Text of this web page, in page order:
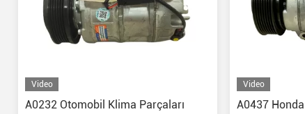
Video
A0232 Otomobil Klima Parçaları
Video
A0437